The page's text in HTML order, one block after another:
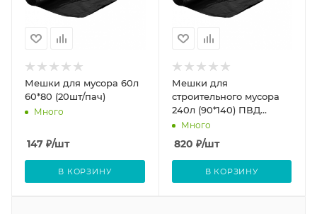
Мешки для мусора 60л
60*80 (20шт/пач)
Много
147 ₽/шт
В КОРЗИНУ
Мешки для
строительного мусора
240л (90*140) ПВД
60мкм (черные)
25шт.рулон
Много
820 ₽/шт
В КОРЗИНУ